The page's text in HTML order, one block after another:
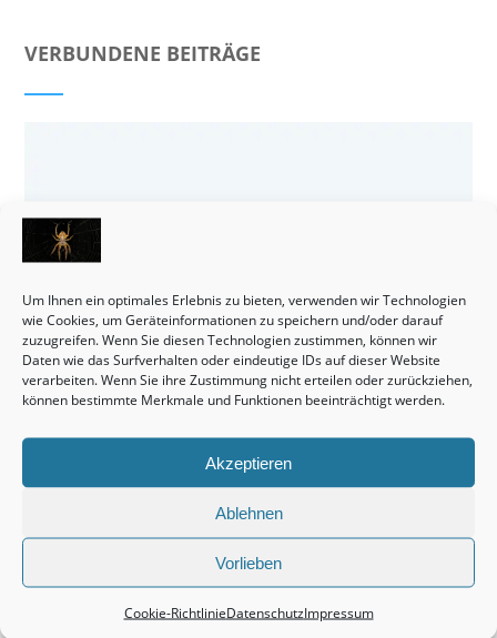
Um Ihnen ein optimales Erlebnis zu bieten, verwenden wir Technologien
wie Cookies, um Geräteinformationen zu speichern und/oder darauf
zuzugreifen. Wenn Sie diesen Technologien zustimmen, können wir
Daten wie das Surfverhalten oder eindeutige IDs auf dieser Website
verarbeiten. Wenn Sie ihre Zustimmung nicht erteilen oder zurückziehen,
können bestimmte Merkmale und Funktionen beeinträchtigt werden.
Akzeptieren
Ablehnen
Vorlieben
Cookie-RichtlinieDatenschutzImpressum
VERBUNDENE BEITRÄGE
Häuser bleiben tatsächlich eine wirklich interessante Sache.